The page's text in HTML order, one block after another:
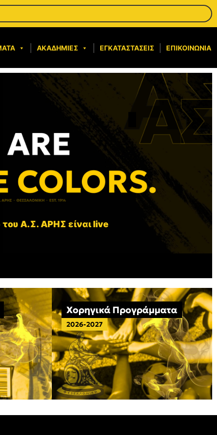
ΑΚΑΔΗΜΊΕΣ ΕΓΚΑΤΑΣΤΆΣΕΙΣ ΕΠΙΚΟΙΝΩΝΊΑ
του Α.Σ. ΑΡΗΣ είναι live
Χορηγικά Προγράμματα
2026-2027